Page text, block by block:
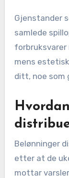
Gjenstander
samlede
mens
ditt, noe som
Belønninger
etter at de
mottar